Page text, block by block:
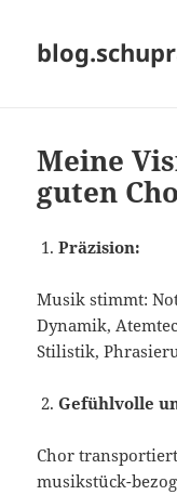
Meine
guten
Präzision:
Musik stimmt:
Dynamik,
Stilistik,
Gefühlvolle
Chor
musikstück-